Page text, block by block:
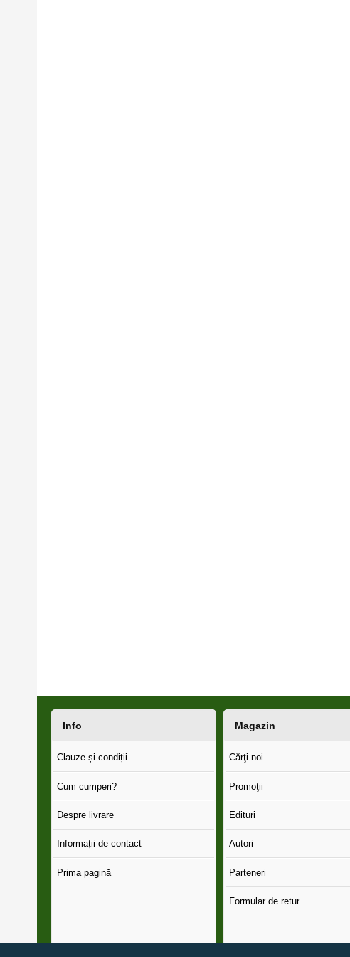
Info
Clauze și condiții
Cum cumperi?
Despre livrare
Informații de contact
Prima pagină
Magazin
Cărţi noi
Promoţii
Edituri
Autori
Parteneri
Formular de retur